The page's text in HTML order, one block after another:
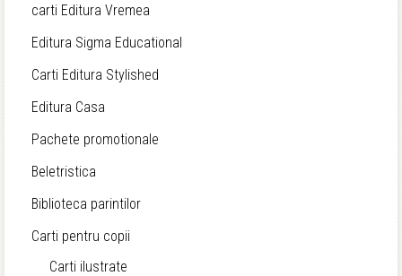
carti Editura Vremea
Editura Sigma Educational
Carti Editura Stylished
Editura Casa
Pachete promotionale
Beletristica
Biblioteca parintilor
Carti pentru copii
Carti ilustrate